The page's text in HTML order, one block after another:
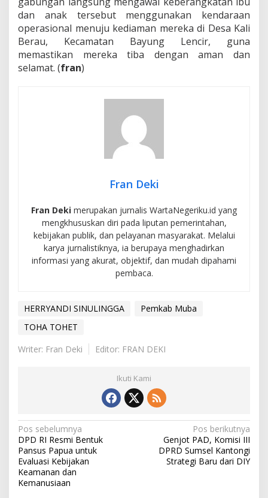
dan anak tersebut menggunakan kendaraan
operasional menuju kediaman mereka di Desa Kali
Berau, Kecamatan Bayung Lencir, guna
memastikan mereka tiba dengan aman dan
selamat. (fran)
Fran Deki
Fran Deki merupakan jurnalis WartaNegeriku.id yang
mengkhususkan diri pada liputan pemerintahan,
kebijakan publik, dan pelayanan masyarakat. Melalui
karya jurnalistiknya, ia berupaya menghadirkan
informasi yang akurat, objektif, dan mudah dipahami
pembaca.
HERRYANDI SINULINGGA
Pemkab Muba
TOHA TOHET
Writer: Fran Deki
Editor: FRAN DEKI
Ikuti Kami
N
a
v
i
Pos sebelumnya
DPD RI Resmi Bentuk
Pansus Papua untuk
Evaluasi Kebijakan
Keamanan dan
Kemanusiaan
Pos berikutnya
Genjot PAD, Komisi III
DPRD Sumsel Kantongi
Strategi Baru dari DIY